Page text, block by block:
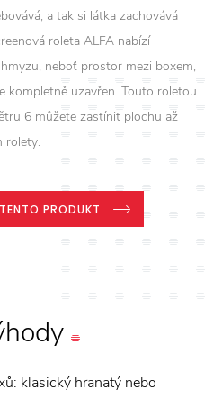
a tak si látka zachovává
roleta ALFA nabízí
neboť prostor mezi boxem,
kompletně uzavřen. Touto roletou
6 můžete zastínit plochu až
rolety.
PRODUKT
klasický hranatý nebo